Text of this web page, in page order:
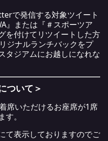
で発信する対象ツイート
』または『＃スポーツア
を付けてリツイートした方
ジナルランチバックをプ
タジアムにお越しになれな
ついて＞
席いただけるお座席が1席
。
て表示しておりますのでご